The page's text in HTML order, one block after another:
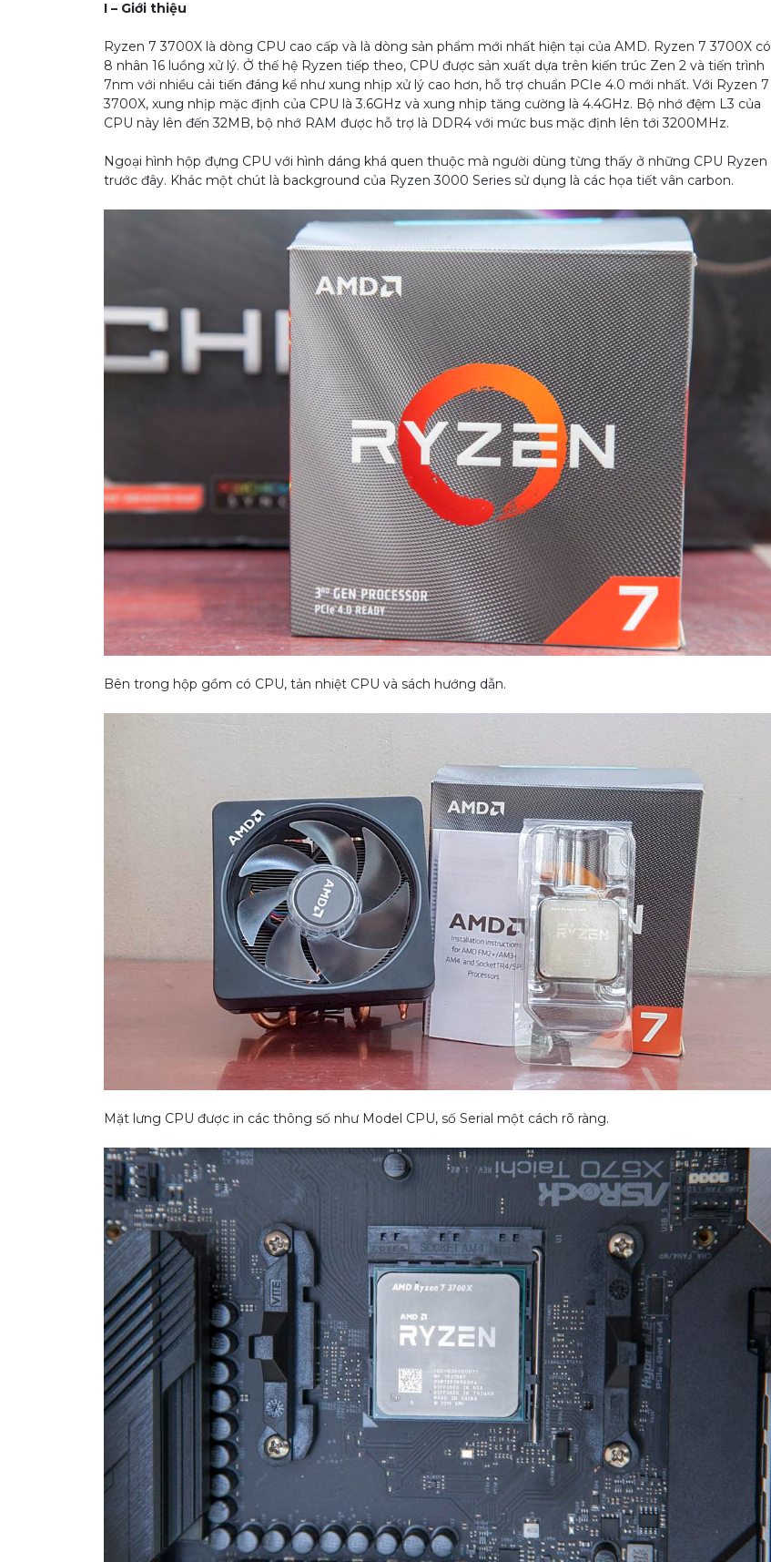
I – Giới thiệu
Ryzen 7 3700X là dòng CPU cao cấp và là dòng sản phẩm mới nhất hiện tại của AMD. Ryzen 7 3700X có
8 nhân 16 luồng xử lý. Ở thế hệ Ryzen tiếp theo, CPU được sản xuất dựa trên kiến trúc Zen 2 và tiến trình
7nm với nhiều cải tiến đáng kể như xung nhịp xử lý cao hơn, hỗ trợ chuẩn PCIe 4.0 mới nhất. Với Ryzen 7
3700X, xung nhịp mặc định của CPU là 3.6GHz và xung nhịp tăng cường là 4.4GHz. Bộ nhớ đệm L3 của
CPU này lên đến 32MB, bộ nhớ RAM được hỗ trợ là DDR4 với mức bus mặc định lên tới 3200MHz.
Ngoại hình hộp đựng CPU với hình dáng khá quen thuộc mà người dùng từng thấy ở những CPU Ryzen
trước đây. Khác một chút là background của Ryzen 3000 Series sử dụng là các họa tiết vân carbon.
Bên trong hộp gồm có CPU, tản nhiệt CPU và sách hướng dẫn.
Mặt lưng CPU được in các thông số như Model CPU, số Serial một cách rõ ràng.